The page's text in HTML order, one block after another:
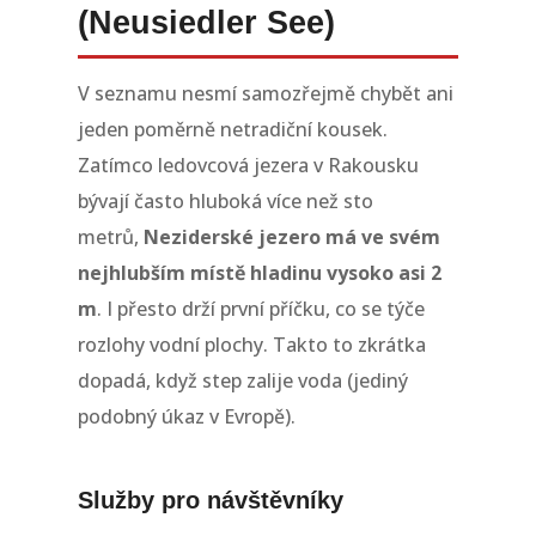
(Neusiedler See)
V seznamu nesmí samozřejmě chybět ani
jeden poměrně netradiční kousek.
Zatímco ledovcová jezera v Rakousku
bývají často hluboká více než sto
metrů, Neziderské jezero má ve svém
nejhlubším místě hladinu vysoko asi 2
m. I přesto drží první příčku, co se týče
rozlohy vodní plochy. Takto to zkrátka
dopadá, když step zalije voda (jediný
podobný úkaz v Evropě).
Služby pro návštěvníky